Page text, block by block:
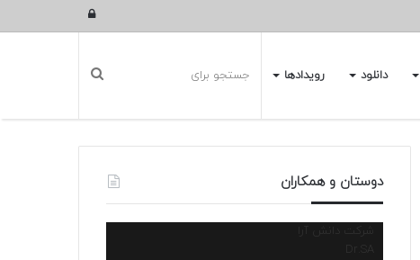
ورود
دانلود رویدادها
دوستان و همکاران
شرکت دانش آرا